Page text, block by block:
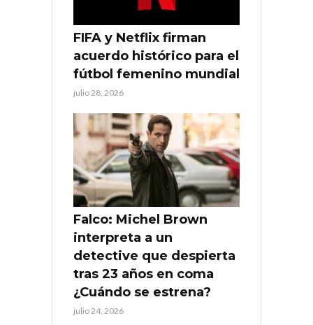
FIFA y Netflix firman
acuerdo histórico para el
fútbol femenino mundial
julio 28, 2026
Falco: Michel Brown
interpreta a un
detective que despierta
tras 23 años en coma
¿Cuándo se estrena?
julio 24, 2026